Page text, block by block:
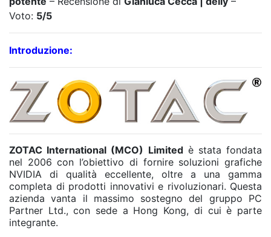
Voto: 5/5
Introduzione:
ZOTAC International (MCO) Limitedè stata fondata
nel 2006 con l’obiettivo di fornire soluzioni grafiche
NVIDIA di qualità eccellente, oltre a una gamma
completa di prodotti innovativi e rivoluzionari. Questa
azienda vanta il massimo sostegno del gruppo PC
Partner Ltd., con sede a Hong Kong, di cui è parte
integrante.